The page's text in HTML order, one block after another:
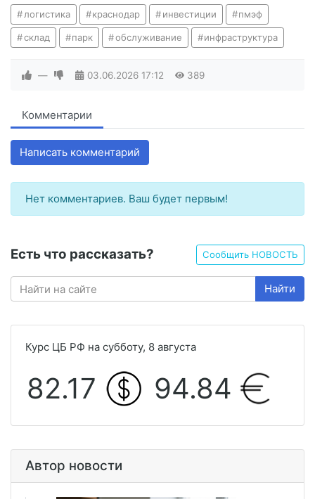
логистика краснодар инвестиции пмэф
склад парк обслуживание инфраструктура
— 03.06.2026 17:12 389
Комментарии
Написать комментарий
Нет комментариев. Ваш будет первым!
Есть что рассказать? Сообщить НОВОСТЬ
Найти
Курс ЦБ РФ на субботу, 8 августа
82.17 94.84
Автор новости